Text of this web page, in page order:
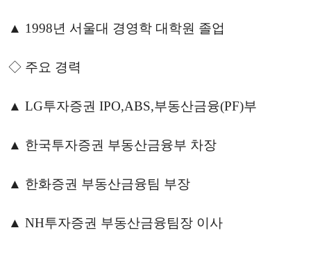
▲ 1998년 서울대 경영학 대학원 졸업
◇ 주요 경력
▲ LG투자증권 IPO,ABS,부동산금융(PF)부
▲ 한국투자증권 부동산금융부 차장
▲ 한화증권 부동산금융팀 부장
▲ NH투자증권 부동산금융팀장 이사